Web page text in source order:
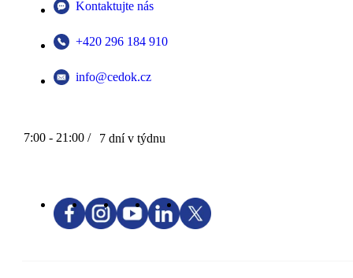
Kontaktujte nás
+420 296 184 910
info@cedok.cz
7:00 - 21:00 / 7 dní v týdnu